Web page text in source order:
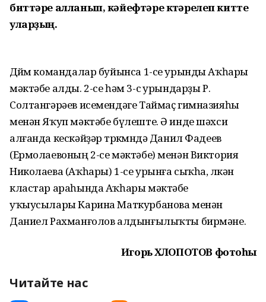
биттәре алланып, кәйефтәре күтәрелеп китте
уларҙың.
Дөйөм командалар буйынса 1-се урынды Аҡһары
мәктәбе алды. 2-се һәм 3-сө урындарҙы Р.
Солтангәрәев исемендәге Таймаҫ гимназияһы
менән Яҡуп мәктәбе бүлеште. Ә инде шәхси
алғанда кескәйҙәр төркөмөндә Данил Фадеев
(Ермолаевоның 2-се мәктәбе) менән Виктория
Николаева (Аҡһары) 1-се урынға сыҡһа, өлкән
кластар араһында Аҡһары мәктәбе
уҡыусылары Карина Маткурбанова менән
Даниел Рахманғолов алдынғылыҡты бирмәне.
Игорь ХЛОПОТОВ фотоһы
Читайте нас